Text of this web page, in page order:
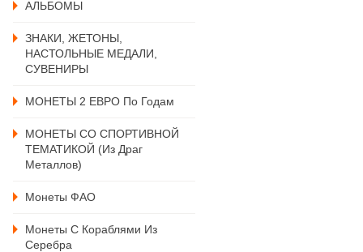
АЛЬБОМЫ
ЗНАКИ, ЖЕТОНЫ,
НАСТОЛЬНЫЕ МЕДАЛИ,
СУВЕНИРЫ
МОНЕТЫ 2 ЕВРО По Годам
МОНЕТЫ СО СПОРТИВНОЙ
ТЕМАТИКОЙ (из Драг
Металлов)
Монеты ФАО
Монеты С Кораблями Из
Серебра